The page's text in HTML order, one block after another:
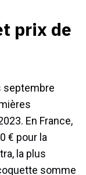
prix de
septembre
En France,
€ pour la
la plus
somme